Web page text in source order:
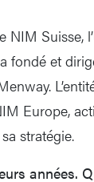
NIM Suisse,
fondé et
Europe,
stratégie.
années.